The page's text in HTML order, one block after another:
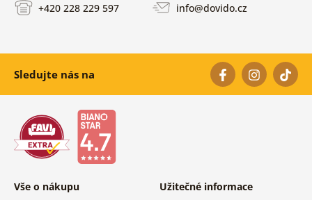
+420 228 229 597 info@dovido.cz
Sledujte nás na
Vše o nákupu Užitečné informace